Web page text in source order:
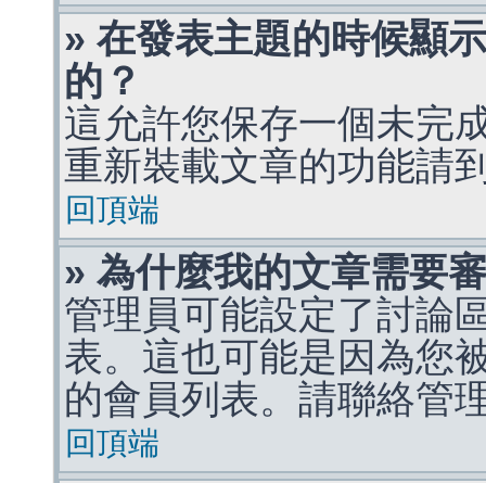
» 在發表主題的時候顯
的？
這允許您保存一個未完
重新裝載文章的功能請
回頂端
» 為什麼我的文章需要
管理員可能設定了討論
表。這也可能是因為您
的會員列表。請聯絡管
回頂端